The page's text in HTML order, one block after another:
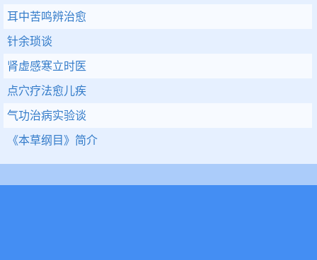
耳中苦鸣辨治愈
针余琐谈
肾虚感寒立时医
点穴疗法愈儿疾
气功治病实验谈
《本草纲目》简介